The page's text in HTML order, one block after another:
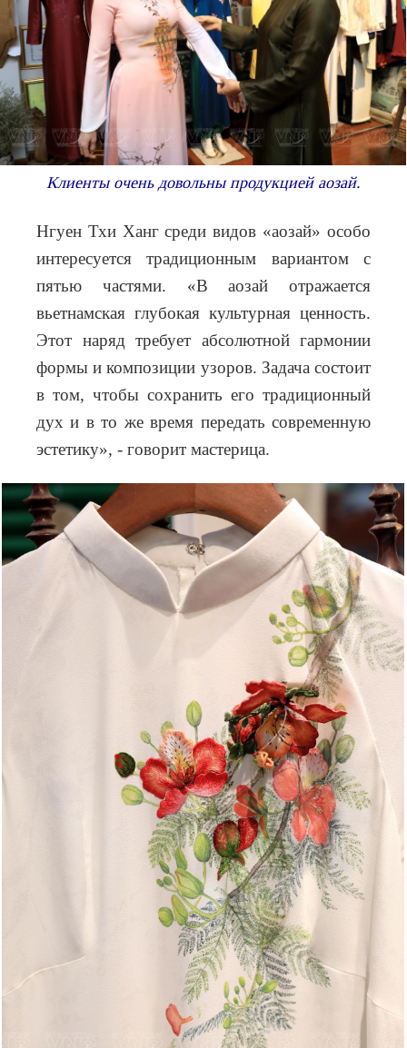
Клиенты очень довольны продукцией аозай.
Нгуен Тхи Ханг среди видов «аозай» особо
интересуется традиционным вариантом с
пятью частями. «В аозай отражается
вьетнамская глубокая культурная ценность.
Этот наряд требует абсолютной гармонии
формы и композиции узоров. Задача состоит
в том, чтобы сохранить его традиционный
дух и в то же время передать современную
эстетику», - говорит мастерица.